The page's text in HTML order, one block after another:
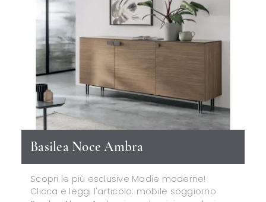
Basilea Noce Ambra
Scopri le più esclusive Madie moderne!
Clicca e leggi l'articolo: mobile soggiorno